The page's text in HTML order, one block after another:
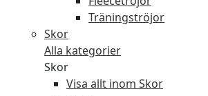
Träningströjor
Skor
Alla kategorier
Skor
Visa allt inom Skor